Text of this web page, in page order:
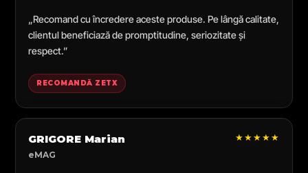
„Recomand cu încredere aceste produse. Pe lângă calitate,
clientul beneficiază de promptitudine, seriozitate și
respect.”
RECOMANDĂ ZETX
GRIGORE Marian
eMAG
★★★★★